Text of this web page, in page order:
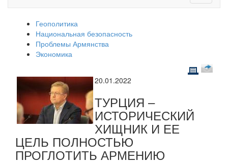
Геополитика
Национальная безопасность
Проблемы Армянства
Экономика
20.01.2022
ТУРЦИЯ –
ИСТОРИЧЕСКИЙ
ХИЩНИК И ЕЕ
ЦЕЛЬ ПОЛНОСТЬЮ
ПРОГЛОТИТЬ АРМЕНИЮ